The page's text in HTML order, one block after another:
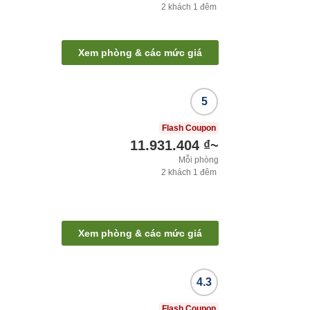
2 khách 1 đêm
Xem phòng & các mức giá
5
Flash Coupon
11.931.404 ₫~
Mỗi phòng
2 khách 1 đêm
Xem phòng & các mức giá
4.3